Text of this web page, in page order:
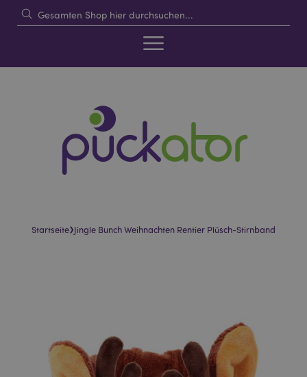
Startseite›Jingle Bunch Weihnachten Rentier Plüsch-Stirnband